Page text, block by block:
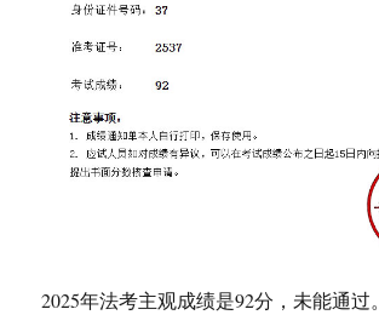
2025年法考主观成绩是92分，未能通过。